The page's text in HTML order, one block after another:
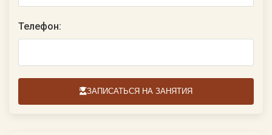
Телефон:
ЗАПИСАТЬСЯ НА ЗАНЯТИЯ